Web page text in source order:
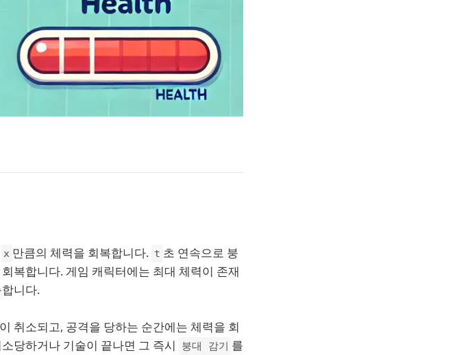
x 만큼의 체력을 회복합니다. t 초 연속으로 붕
복합니다. 게임 캐릭터에는 최대 체력이 존재
니다.
취소되고, 공격을 당하는 순간에는 체력을 회
당하거나 기술이 끝나면 그 즉시
붕대 감기
를